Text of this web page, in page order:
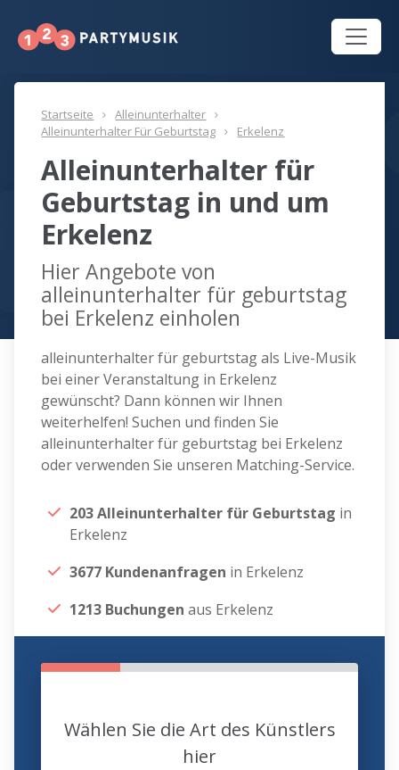
Startseite
Alleinunterhalter
Alleinunterhalter Für Geburtstag
Erkelenz
Alleinunterhalter für
Geburtstag in und um
Erkelenz
Hier Angebote von
alleinunterhalter für geburtstag
bei Erkelenz einholen
alleinunterhalter für geburtstag als Live-Musik
bei einer Veranstaltung in Erkelenz
gewünscht? Dann können wir Ihnen
weiterhelfen! Suchen und finden Sie
alleinunterhalter für geburtstag bei Erkelenz
oder verwenden Sie unseren Matching-Service.
203 Alleinunterhalter für Geburtstag in
Erkelenz
3677 Kundenanfragen in Erkelenz
1213 Buchungen aus Erkelenz
Wählen Sie die Art des Künstlers
hier